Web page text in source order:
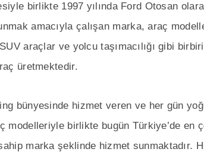
birlikte 1997 yılında Ford Otosan
amacıyla çalışan marka, araç
araçlar ve yolcu taşımacılığı gibi
üretmektedir.
bünyesinde hizmet veren ve her gün
modelleriyle birlikte bugün Türkiye’de en
marka şeklinde hizmet sunmaktadır.